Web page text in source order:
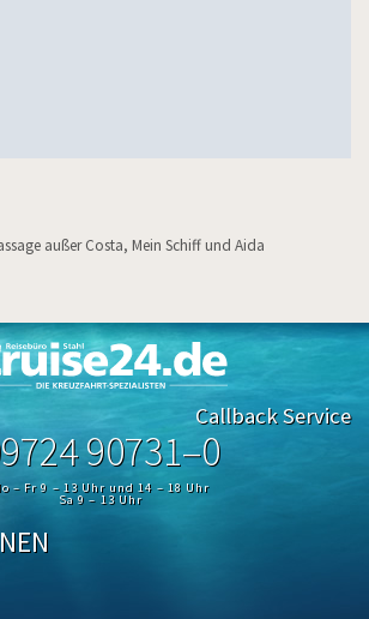
außer Costa, Mein Schiff und Aida
Callback Service
90731–0
– Fr 9 – 13 Uhr und 14 – 18 Uhr
Sa 9 – 13 Uhr